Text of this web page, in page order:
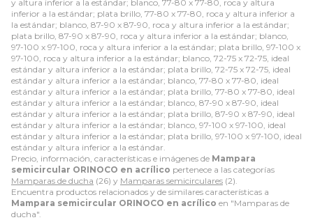
y altura inferior a la estándar; blanco, 77-80 x 77-80, roca y altura
inferior a la estándar; plata brillo, 77-80 x 77-80, roca y altura inferior a
la estándar; blanco, 87-90 x 87-90, roca y altura inferior a la estándar;
plata brillo, 87-90 x 87-90, roca y altura inferior a la estándar; blanco,
97-100 x 97-100, roca y altura inferior a la estándar; plata brillo, 97-100 x
97-100, roca y altura inferior a la estándar; blanco, 72-75 x 72-75, ideal
estándar y altura inferior a la estándar; plata brillo, 72-75 x 72-75, ideal
estándar y altura inferior a la estándar; blanco, 77-80 x 77-80, ideal
estándar y altura inferior a la estándar; plata brillo, 77-80 x 77-80, ideal
estándar y altura inferior a la estándar; blanco, 87-90 x 87-90, ideal
estándar y altura inferior a la estándar; plata brillo, 87-90 x 87-90, ideal
estándar y altura inferior a la estándar; blanco, 97-100 x 97-100, ideal
estándar y altura inferior a la estándar; plata brillo, 97-100 x 97-100, ideal
estándar y altura inferior a la estándar.
Precio, información, características e imágenes de Mampara
semicircular ORINOCO en acrílico pertenece a las categorías
Mamparas de ducha (26) y Mamparas semicirculares (2).
Encuentra productos relacionados y de similares características a
Mampara semicircular ORINOCO en acrílico en "Mamparas de
ducha".